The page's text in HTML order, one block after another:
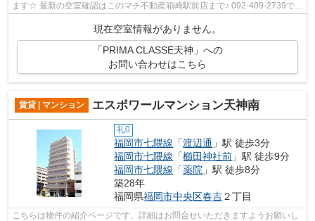
ます☆ 最新の空室確認はこのマチ不動産箱崎駅前店まで♪ 092-409-2739で
現在空室情報がありません。
「PRIMA CLASSE天神」への
お問い合わせはこちら
賃貸 | マンション エスポワールマンション天神南
礼0
福岡市七隈線 「渡辺通 」駅 徒歩3分
福岡市七隈線 「櫛田神社前 」駅 徒歩9分
福岡市七隈線 「薬院 」駅 徒歩8分
築28年
福岡県福岡市中央区春吉２丁目
こちらは物件の紹介ページです、詳細はお問合せいただきますようお願いし